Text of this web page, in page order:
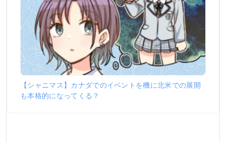
【シャニマス】カナダでのイベントを機に北米での展開
も本格的になってくる？